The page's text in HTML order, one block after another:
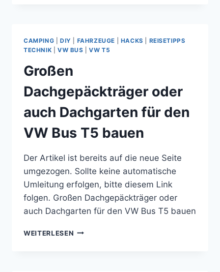
IM
VW
BUS
CAMPING DIY FAHRZEUGE HACKS
REISETIPPS
TECHNIK
VW BUS |VW T5
Großen
Dachgepäckträger oder
auch Dachgarten für den
VW Bus T5 bauen
Der Artikel ist bereits auf die neue Seite
umgezogen. Sollte keine automatische
Umleitung erfolgen, bitte diesem Link
folgen. Großen Dachgepäckträger oder
auch Dachgarten für den VW Bus T5 bauen
WEITERLESEN GROSSEN D